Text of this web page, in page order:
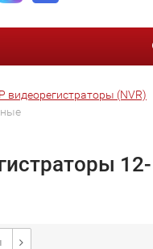
видеорегистраторы (NVR)
12-